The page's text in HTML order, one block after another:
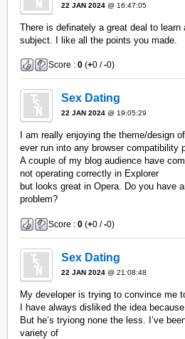
22 JAN 2024 @ 16:47:05
There is definately a great deal to learn
subject. I like all the points you made.
Score :0 (+0 /-0)
Sex Dating
22 JAN 2024 @ 19:05:29
I am really enjoying the theme/design
ever run into any browser compatibility
A couple of my blog audience have
not operating correctly in Explorer
but looks great in Opera. Do you have
problem?
Score :0 (+0 /-0)
Sex Dating
22 JAN 2024 @ 21:08:48
My developer is trying to convince me
I have always disliked the idea
But he’s tryiong none the less. I’ve
variety of